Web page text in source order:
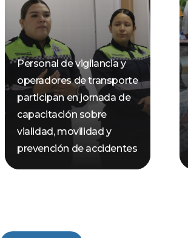
Personal de vigilancia y
operadores de transporte
participan en jornada de
capacitación sobre
vialidad, movilidad y
prevención de accidentes